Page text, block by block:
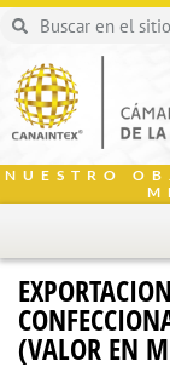
NUESTRO
(VALOR EN